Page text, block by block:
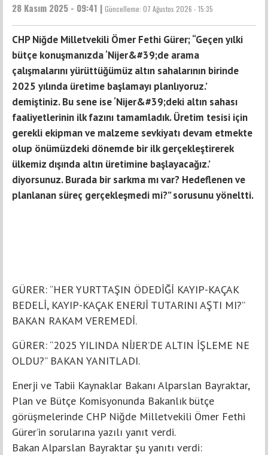
28 Kasım 2025 - 09:41 | Güncelleme: 07 Ağustos 2026 - 15:35
CHP Niğde Milletvekili Ömer Fethi Gürer; “Geçen yılki
bütçe konuşmanızda ‘Nijer&#39;de arama
çalışmalarını yürüttüğümüz altın sahalarının birinde
2025 yılında üretime başlamayı planlıyoruz.’
demiştiniz. Bu sene ise ‘Nijer&#39;deki altın sahası
faaliyetlerinin ilk fazını tamamladık. Üretim tesisi için
gerekli ekipman ve malzeme sevkiyatı devam etmekte
olup önümüzdeki dönemde bir ilk gerçekleştirerek
ülkemiz dışında altın üretimine başlayacağız.’
diyorsunuz. Burada bir sarkma mı var? Hedeflenen ve
planlanan süreç gerçekleşmedi mi?” sorusunu yöneltti.
GÜRER: “HER YURTTAŞIN ÖDEDİĞİ KAYIP-KAÇAK
BEDELİ, KAYIP-KAÇAK ENERJİ TUTARINI AŞTI MI?”
BAKAN RAKAM VEREMEDİ.
GÜRER: “2025 YILINDA NİJER’DE ALTIN İŞLEME NE
OLDU?” BAKAN YANITLADI.
Enerji ve Tabii Kaynaklar Bakanı Alparslan Bayraktar,
Plan ve Bütçe Komisyonunda Bakanlık bütçe
görüşmelerinde CHP Niğde Milletvekili Ömer Fethi
Gürer’in sorularına yazılı yanıt verdi.
Bakan Alparslan Bayraktar şu yanıtı verdi: